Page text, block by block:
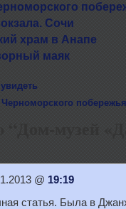
Сочи
храм в Анапе
маяк
“Дом-музей
@ 19:19
статья. Была в